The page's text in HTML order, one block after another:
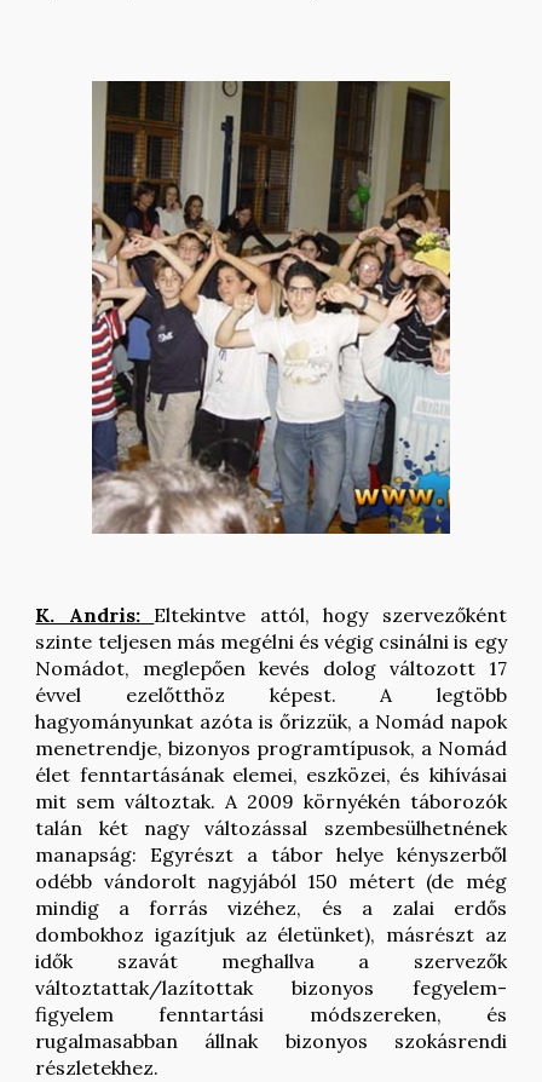
K. Andris: Eltekintve attól, hogy szervezőként
szinte teljesen más megélni és végig csinálni is egy
Nomádot, meglepően kevés dolog változott 17
évvel ezelőtthöz képest. A legtöbb
hagyományunkat azóta is őrizzük, a Nomád napok
menetrendje, bizonyos programtípusok, a Nomád
élet fenntartásának elemei, eszközei, és kihívásai
mit sem változtak. A 2009 környékén táborozók
talán két nagy változással szembesülhetnének
manapság: Egyrészt a tábor helye kényszerből
odébb vándorolt nagyjából 150 métert (de még
mindig a forrás vizéhez, és a zalai erdős
dombokhoz igazítjuk az életünket), másrészt az
idők szavát meghallva a szervezők
változtattak/lazítottak bizonyos fegyelem-
figyelem fenntartási módszereken, és
rugalmasabban állnak bizonyos szokásrendi
részletekhez.